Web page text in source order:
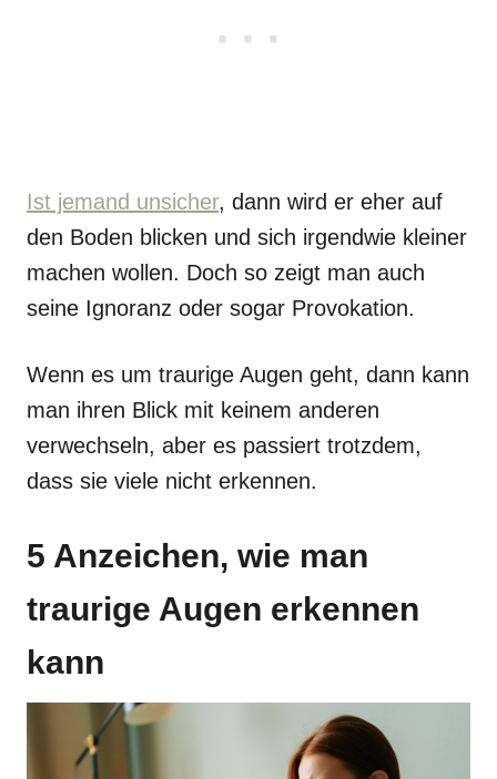
Ist jemand unsicher, dann wird er eher auf
den Boden blicken und sich irgendwie kleiner
machen wollen. Doch so zeigt man auch
seine Ignoranz oder sogar Provokation.
Wenn es um traurige Augen geht, dann kann
man ihren Blick mit keinem anderen
verwechseln, aber es passiert trotzdem,
dass sie viele nicht erkennen.
5 Anzeichen, wie man
traurige Augen erkennen
kann